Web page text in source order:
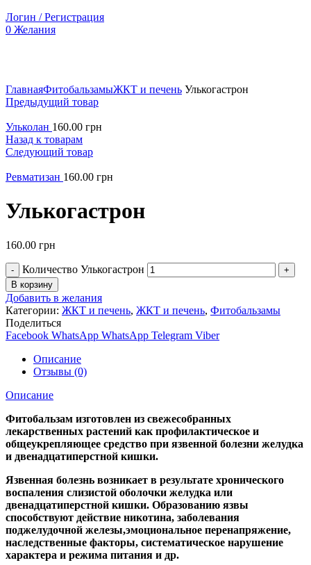
Логин / Регистрация
0 Желания
ГлавнаяФитобальзамыЖКТ и печень Улькогастрон
Предыдущий товар
Ульколан 160.00 грн
Назад к товарам
Следующий товар
Ревматизан 160.00 грн
Улькогастрон
160.00 грн
Количество Улькогастрон
В корзину
Добавить в желания
Категории: ЖКТ и печень, ЖКТ и печень, Фитобальзамы
Поделиться
Facebook WhatsApp WhatsApp Telegram Viber
Описание
Отзывы (0)
Описание
Фитобальзам изготовлен из свежесобранных
лекарственных растений как профилактическое и
общеукрепляющее средство при язвенной болезни желудка
и двенадцатиперстной кишки.
Язвенная болезнь возникает в результате хронического
воспаления слизистой оболочки желудка или
двенадцатиперстной кишки. Образованию язвы
способствуют действие никотина, заболевания
поджелудочной железы,эмоциональное перенапряжение,
наследственные факторы, систематическое нарушение
характера и режима питания и др.